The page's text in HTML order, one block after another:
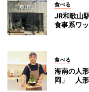
食べる
JR和歌山
食事系ワ
食べる
海南の人
岡」 人形